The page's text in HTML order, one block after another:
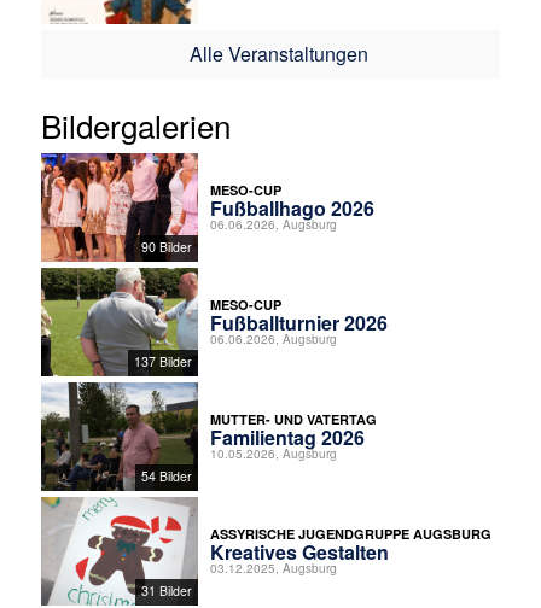
Alle Veranstaltungen
Bildergalerien
90 Bilder
MESO-CUP
Fußballhago 2026
06.06.2026, Augsburg
137 Bilder
MESO-CUP
Fußballturnier 2026
06.06.2026, Augsburg
54 Bilder
MUTTER- UND VATERTAG
Familientag 2026
10.05.2026, Augsburg
31 Bilder
ASSYRISCHE JUGENDGRUPPE AUGSBURG
Kreatives Gestalten
03.12.2025, Augsburg